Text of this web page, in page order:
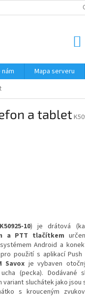
PŘÍSLUŠENSTVÍ RUČNÍ
Mapa serveru
a tablet
K50925-10) je drátová
a PTT tlačítkem
Android a
použití s aplikací
Savox je vybaven
(pecka). Dodávané
sluchátek jako jsou
s krouceným